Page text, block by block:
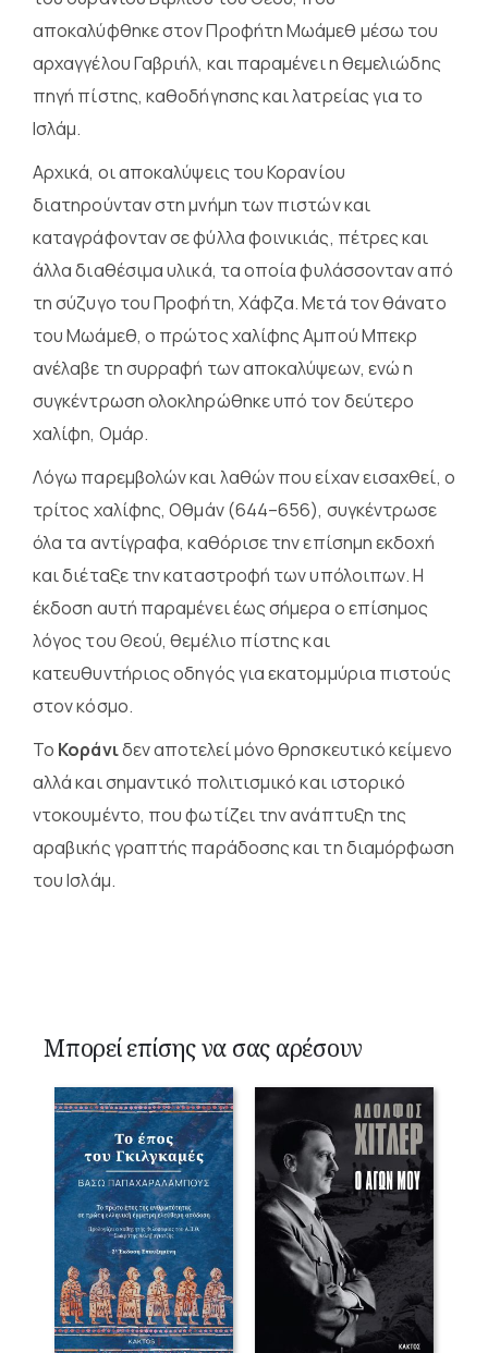
αποκαλύφθηκε στον Προφήτη Μωάμεθ μέσω του
αρχαγγέλου Γαβριήλ, και παραμένει η θεμελιώδης
πηγή πίστης, καθοδήγησης και λατρείας για το
Ισλάμ.
Αρχικά, οι αποκαλύψεις του Κορανίου
διατηρούνταν στη μνήμη των πιστών και
καταγράφονταν σε φύλλα φοινικιάς, πέτρες και
άλλα διαθέσιμα υλικά, τα οποία φυλάσσονταν από
τη σύζυγο του Προφήτη, Χάφζα. Μετά τον θάνατο
του Μωάμεθ, ο πρώτος χαλίφης Αμπού Μπεκρ
ανέλαβε τη συρραφή των αποκαλύψεων, ενώ η
συγκέντρωση ολοκληρώθηκε υπό τον δεύτερο
χαλίφη, Ομάρ.
Λόγω παρεμβολών και λαθών που είχαν εισαχθεί, ο
τρίτος χαλίφης, Οθμάν (644–656), συγκέντρωσε
όλα τα αντίγραφα, καθόρισε την επίσημη εκδοχή
και διέταξε την καταστροφή των υπόλοιπων. Η
έκδοση αυτή παραμένει έως σήμερα ο επίσημος
λόγος του Θεού, θεμέλιο πίστης και
κατευθυντήριος οδηγός για εκατομμύρια πιστούς
στον κόσμο.
Το Κοράνιδεν αποτελεί μόνο θρησκευτικό κείμενο
αλλά και σημαντικό πολιτισμικό και ιστορικό
ντοκουμέντο, που φωτίζει την ανάπτυξη της
αραβικής γραπτής παράδοσης και τη διαμόρφωση
του Ισλάμ.
Μπορεί επίσης να σας αρέσουν